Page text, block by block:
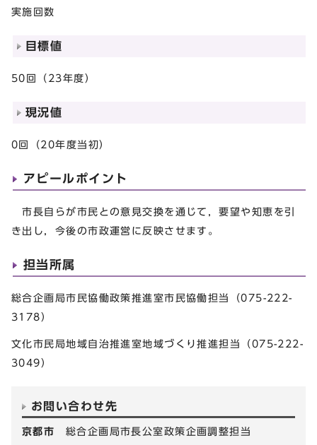
実施回数
目標値
50回（23年度）
現況値
0回（20年度当初）
アピールポイント
市長自らが市民との意見交換を通じて，要望や知恵を引
き出し，今後の市政運営に反映させます。
担当所属
総合企画局市民協働政策推進室市民協働担当（075-222-
3178）
文化市民局地域自治推進室地域づくり推進担当（075-222-
3049）
お問い合わせ先
京都市 総合企画局市長公室政策企画調整担当